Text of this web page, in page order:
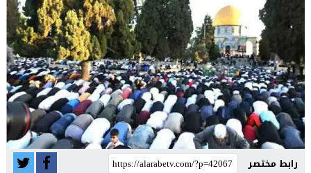
رابط مختصر